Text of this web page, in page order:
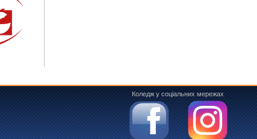
Коледж у соціальних мережах